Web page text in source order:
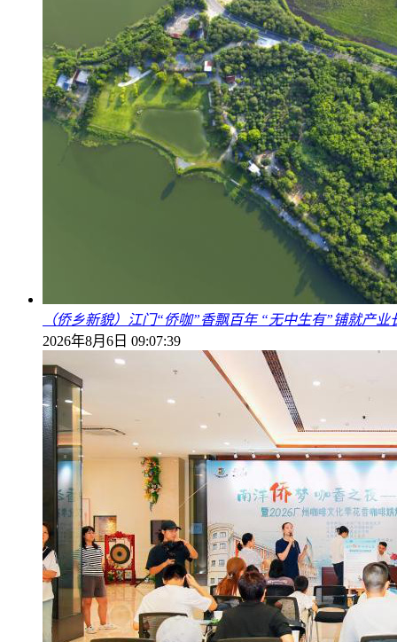
（侨乡新貌）江门“侨咖”香飘百年 “无中生有”铺就产业
2026年8月6日 09:07:39